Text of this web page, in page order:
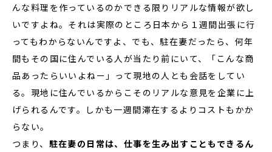
んな料理を作っているのかできる限りリアルな情報が欲し
いですよね。それは実際のところ日本から１週間出張に行
ってもわからないんですよ、でも、駐在妻だったら、何年
間もその国に住んでいる人が当たり前にいて、「こんな商
品あったらいいよねー」って現地の人とも会話をしてい
る。現地に住んでいるからこそのリアルな意見を企業に上
げられるんです。しかも一週間滞在するよりコストもかか
らない。
つまり、 駐在妻の日常は、仕事を生み出すこともできるん